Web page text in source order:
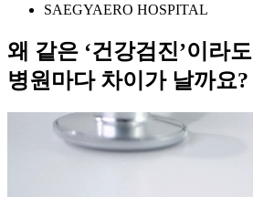
SAEGYAERO HOSPITAL
왜 같은 ‘건강검진’이라도
병원마다 차이가 날까요?